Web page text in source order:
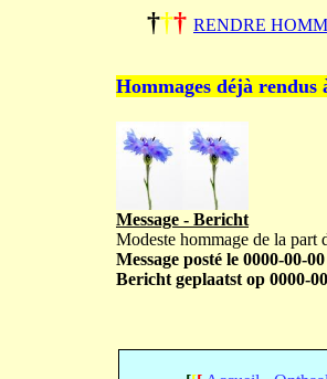
††† RENDRE
Hommages déjà rendus
Message - Bericht
Modeste hommage de la part
Message posté le 0000-00-
Bericht geplaatst op 0000-